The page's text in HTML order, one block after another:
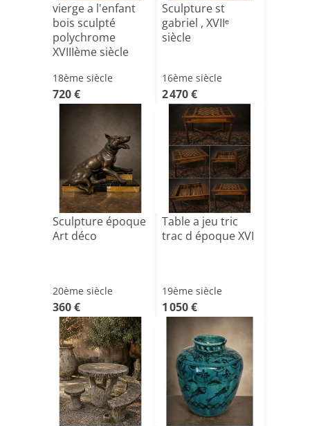
vierge a l'enfant
bois sculpté
polychrome
XVIIIème siècle
18ème siècle
720 €
Sculpture st
gabriel , XVIIᵉ
siècle
16ème siècle
2 470 €
Sculpture époque
Art déco
20ème siècle
360 €
Table a jeu tric
trac d époque XVI
19ème siècle
1 050 €